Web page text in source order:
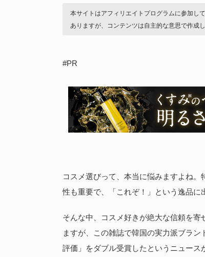
本サイトはアフィリエイトプログラムに参加し
ありますが、コンテンツは自主的な意思で作成し
#PR
コスメ選びって、本当に悩みますよね
性も重要で、「これぞ！」という逸品に
そんな中、コスメ好きが絶大な信頼を
ますが、この雑誌で韓国の実力派ブラ
評価」をダブル受賞したというニュース